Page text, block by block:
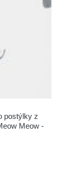
postýlky z
Meow -